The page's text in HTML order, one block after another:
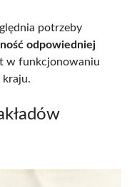
potrzeby
odpowiedniej
w funkcjonowaniu
kraju.